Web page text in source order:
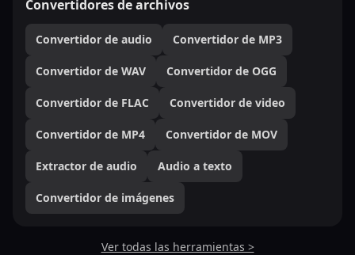
Convertidores de archivos
Convertidor de audio Convertidor de MP3
Convertidor de WAV Convertidor de OGG
Convertidor de FLAC Convertidor de video
Convertidor de MP4 Convertidor de MOV
Extractor de audio Audio a texto
Convertidor de imágenes
Ver todas las herramientas >